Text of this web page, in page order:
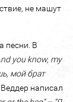
не машут
песни. В
you know, my
мой брат
написал